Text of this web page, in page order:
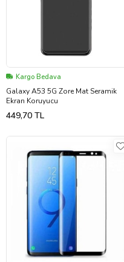
Kargo Bedava
Galaxy A53 5G Zore Mat Seramik
Ekran Koruyucu
449,70 TL